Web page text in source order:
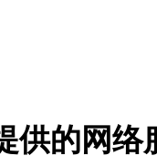
供的网